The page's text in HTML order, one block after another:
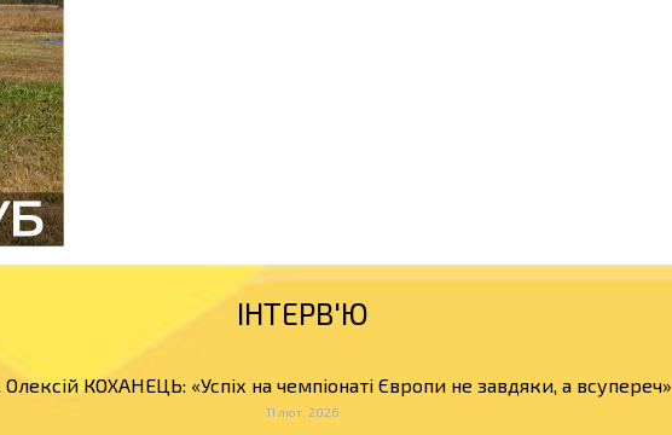
ІНТЕРВ'Ю
Олексій КОХАНЕЦЬ: «Успіх на чемпіонаті Європи не завдяки, а всупереч»
11 лют. 2026